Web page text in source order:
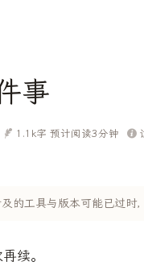
事
1.1k字 预计阅读3分钟
的工具与版本可能已过时
续。